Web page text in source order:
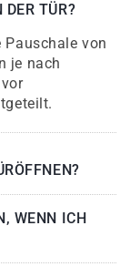
DER TÜR?
von
je nach
WENN ICH